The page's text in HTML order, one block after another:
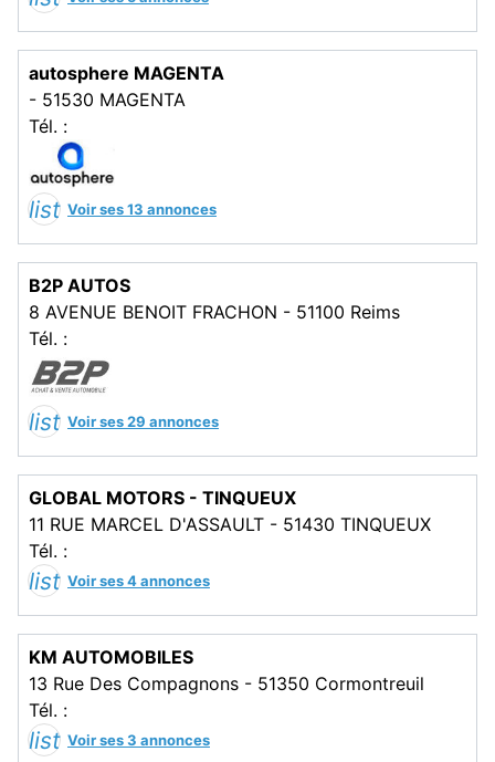
autosphere MAGENTA
- 51530 MAGENTA
Tél. :
list Voir ses 13 annonces
B2P AUTOS
8 AVENUE BENOIT FRACHON - 51100 Reims
Tél. :
list Voir ses 29 annonces
GLOBAL MOTORS - TINQUEUX
11 RUE MARCEL D'ASSAULT - 51430 TINQUEUX
Tél. :
list Voir ses 4 annonces
KM AUTOMOBILES
13 Rue Des Compagnons - 51350 Cormontreuil
Tél. :
list Voir ses 3 annonces